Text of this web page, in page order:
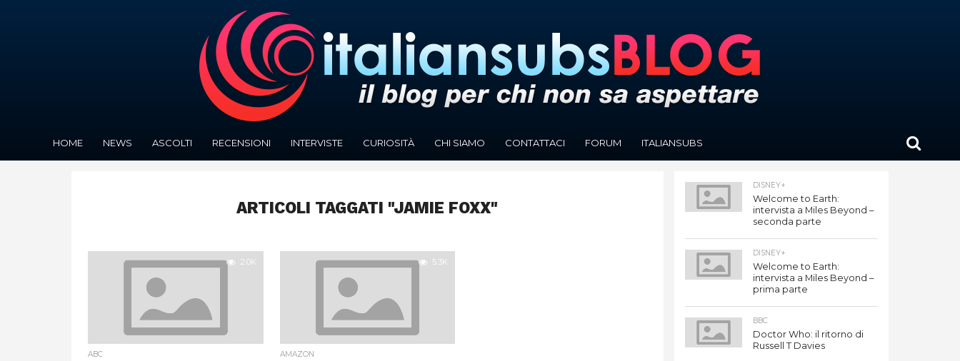
HOME NEWS ASCOLTI RECENSIONI INTERVISTE CURIOSITÀ CHI SIAMO CONTATTACI FORUM ITALIANSUBS
ARTICOLI TAGGATI "JAMIE FOXX"
2.0K
ABC
5.3K
AMAZON
DISNEY+
Welcome to Earth:
intervista a Miles Beyond –
seconda parte
DISNEY+
Welcome to Earth:
intervista a Miles Beyond –
prima parte
BBC
Doctor Who: il ritorno di
Russell T Davies